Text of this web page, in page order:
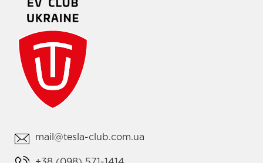
mail@tesla-club.com.ua